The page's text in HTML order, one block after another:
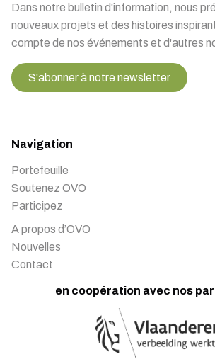
Dans notre bulletin d'information, nous
nouveaux projets et des histoires
compte de nos événements et d'autres
S'abonner à notre newsletter
Navigation
Portefeuille
Soutenez OVO
Participez
A propos d’OVO
Nouvelles
Contact
en coopération avec nos